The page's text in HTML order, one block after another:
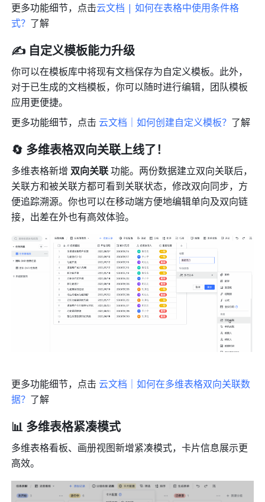
更多功能细节，点击云文档 | 如何在表格中使用条件格
式？ 了解
✍️ 自定义模板能力升级
你可以在模板库中将现有文档保存为自定义模板。此外，
对于已生成的文档模板，你可以随时进行编辑，团队模板
应用更便捷。
更多功能细节，点击 云文档｜如何创建自定义模板？ 了解
🔄 多维表格双向关联上线了！
多维表格新增 双向关联 功能。两份数据建立双向关联后，
关联方和被关联方都可看到关联状态，修改双向同步，方
便追踪溯源。你也可以在移动端方便地编辑单向及双向链
接，出差在外也有高效体验。
更多功能细节，点击 云文档｜如何在多维表格双向关联数
据？ 了解
📊 多维表格紧凑模式
多维表格看板、画册视图新增紧凑模式，卡片信息展示更
高效。